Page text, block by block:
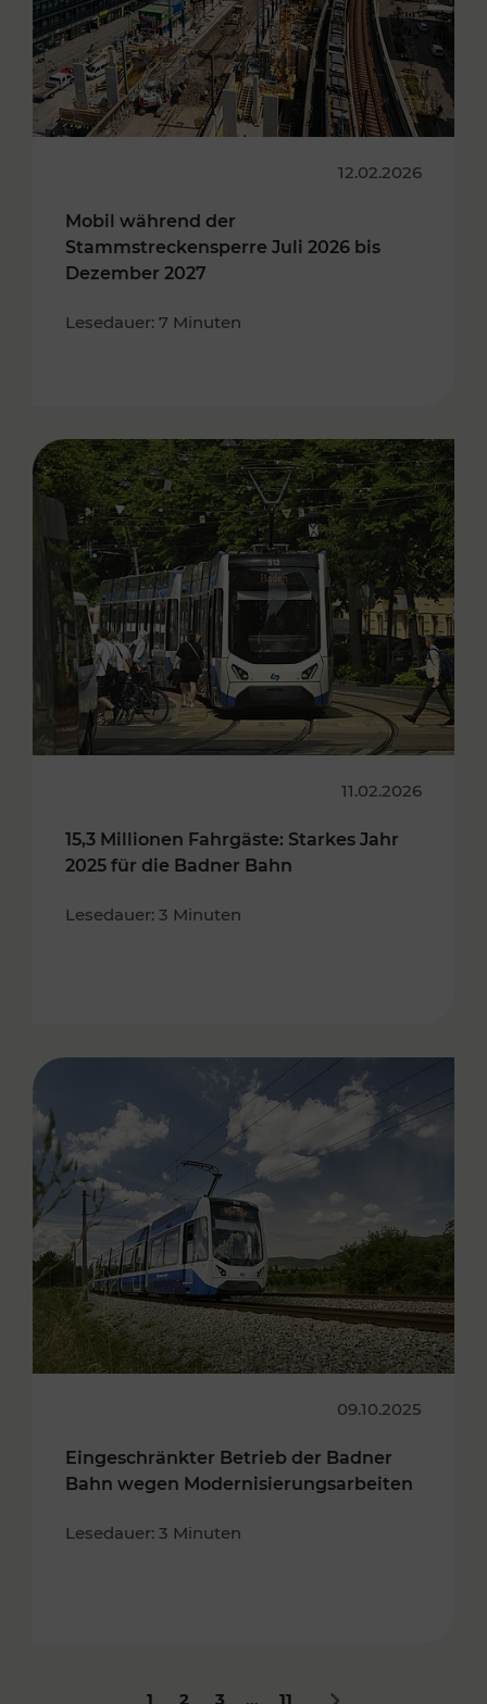
12.02.2026
Mobil während der
Stammstreckensperre Juli 2026 bis
Dezember 2027
Lesedauer: 7 Minuten
11.02.2026
15,3 Millionen Fahrgäste: Starkes Jahr
2025 für die Badner Bahn
Lesedauer: 3 Minuten
09.10.2025
Eingeschränkter Betrieb der Badner
Bahn wegen Modernisierungsarbeiten
Lesedauer: 3 Minuten
1 2 3 ... 11